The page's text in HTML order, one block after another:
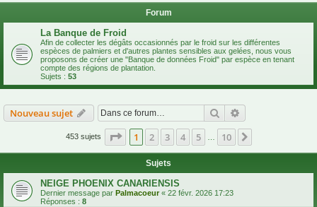
Forum
La Banque de Froid
Afin de collecter les dégâts occasionnés par le froid sur les différentes
espèces de palmiers et d'autres plantes sensibles aux gelées, nous vous
proposons de créer une "Banque de données Froid" par espèce en tenant
compte des régions de plantation.
Sujets : 53
Nouveau sujet Rechercher
453 sujets Page 1sur10
1 2 3 4 5 10
Sujets
NEIGE PHOENIX CANARIENSIS
Dernier message par Palmacoeur« 22 févr. 2026 17:23
Réponses : 8